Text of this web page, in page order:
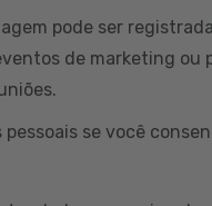
pode ser
de marketing ou
se você